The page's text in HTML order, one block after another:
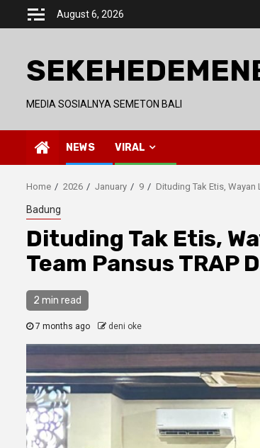
August 6, 2026
MEDIA SOSIALNYA SEMETON BALI
NEWS VIRAL
Home 2026 January 9 Dituding Tak Etis, Wayan
Badung
Dituding Tak Etis,
Team Pansus TRAP
2 min read
7 months ago deni oke